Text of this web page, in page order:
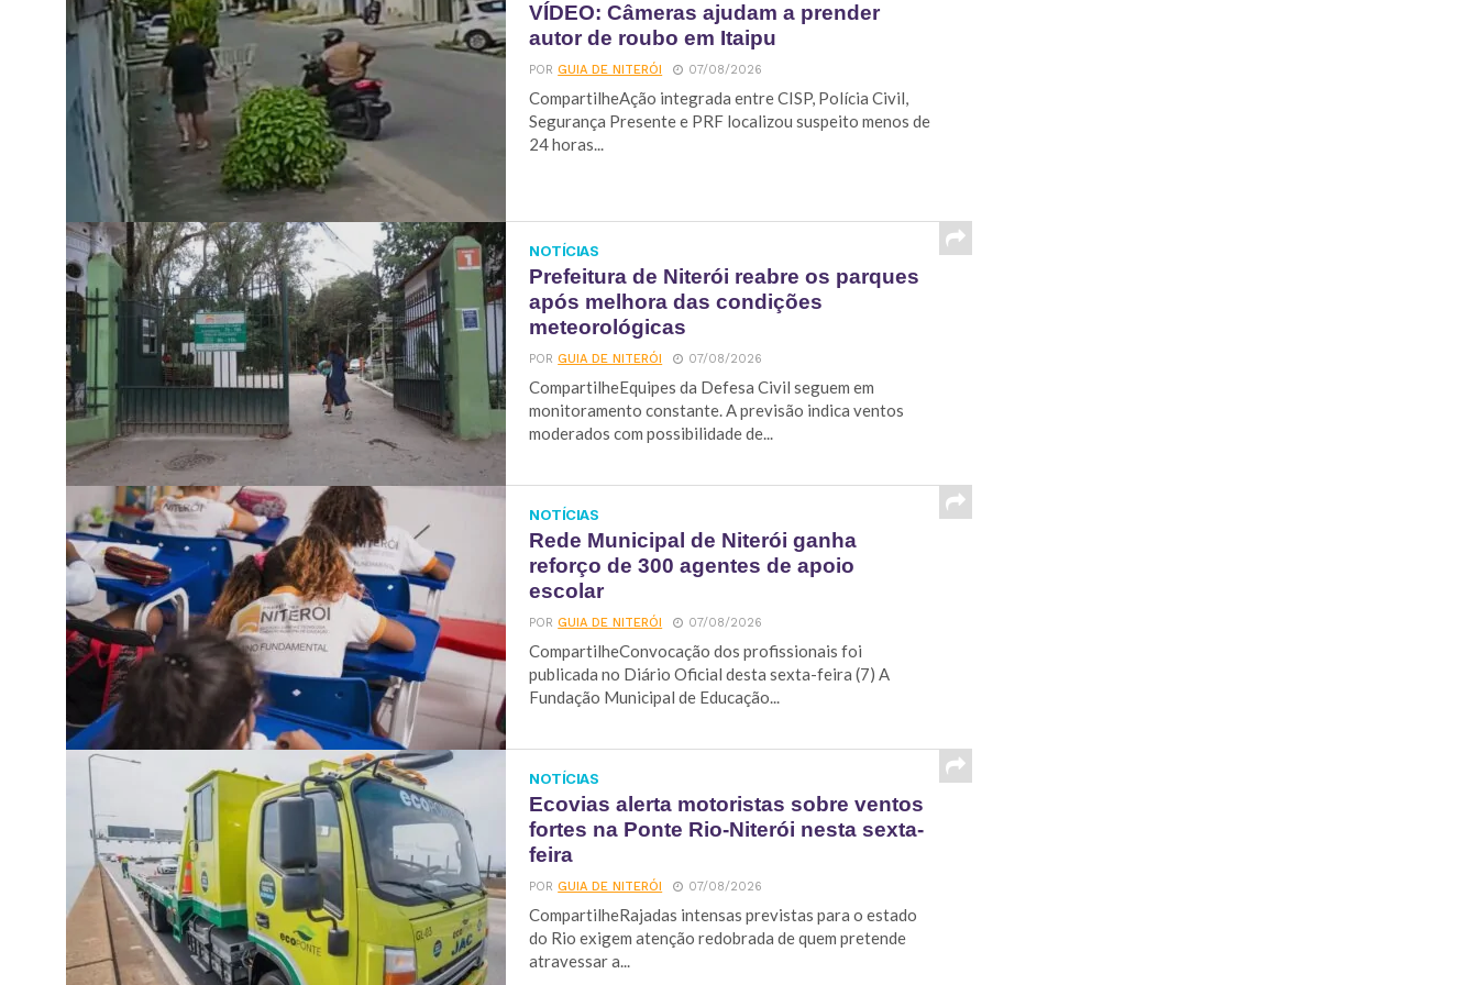
VÍDEO: Câmeras ajudam a prender
autor de roubo em Itaipu
PORGUIA DE NITERÓI 07/08/2026
CompartilheAção integrada entre CISP, Polícia Civil,
Segurança Presente e PRF localizou suspeito menos de
24 horas...
NOTÍCIAS
Prefeitura de Niterói reabre os parques
após melhora das condições
meteorológicas
PORGUIA DE NITERÓI 07/08/2026
CompartilheEquipes da Defesa Civil seguem em
monitoramento constante. A previsão indica ventos
moderados com possibilidade de...
NOTÍCIAS
Rede Municipal de Niterói ganha
reforço de 300 agentes de apoio
escolar
PORGUIA DE NITERÓI 07/08/2026
CompartilheConvocação dos profissionais foi
publicada no Diário Oficial desta sexta-feira (7) A
Fundação Municipal de Educação...
NOTÍCIAS
Ecovias alerta motoristas sobre ventos
fortes na Ponte Rio-Niterói nesta sexta-
feira
PORGUIA DE NITERÓI 07/08/2026
CompartilheRajadas intensas previstas para o estado
do Rio exigem atenção redobrada de quem pretende
atravessar a...